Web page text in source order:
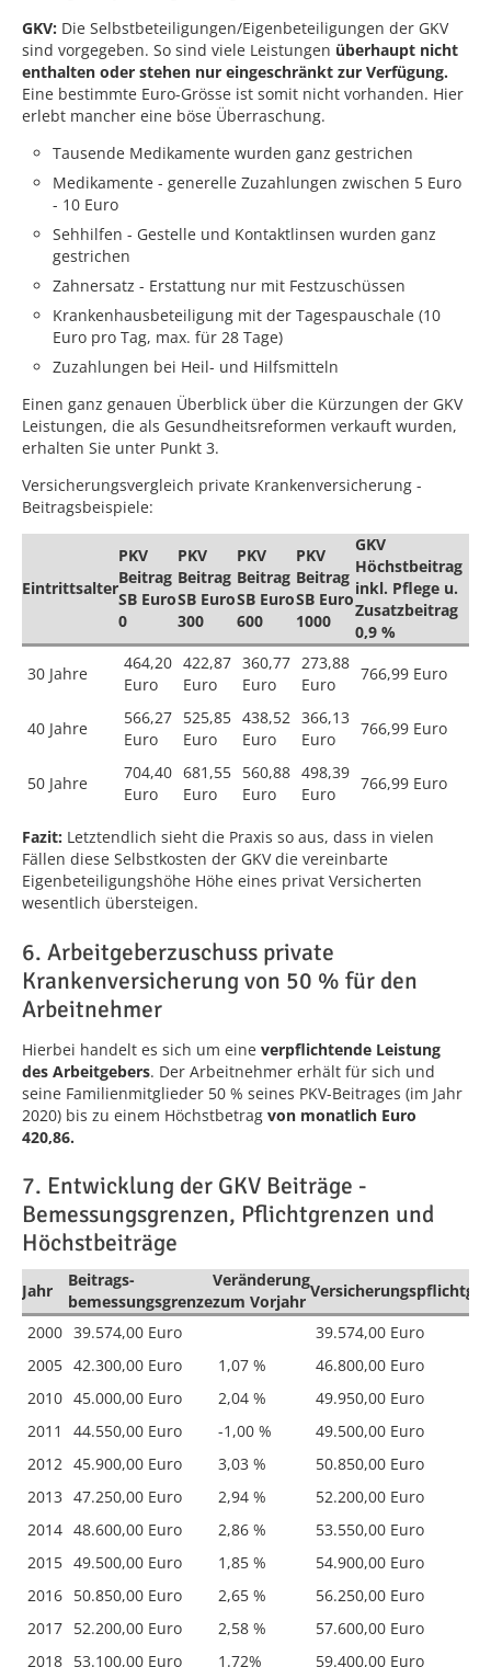
GKV: Die Selbstbeteiligungen/Eigenbeteiligungen der GKV
sind vorgegeben. So sind viele Leistungen überhaupt nicht
enthalten oder stehen nur eingeschränkt zur Verfügung.
Eine bestimmte Euro-Grösse ist somit nicht vorhanden. Hier
erlebt mancher eine böse Überraschung.
Tausende Medikamente wurden ganz gestrichen
Medikamente - generelle Zuzahlungen zwischen 5 Euro
- 10 Euro
Sehhilfen - Gestelle und Kontaktlinsen wurden ganz
gestrichen
Zahnersatz - Erstattung nur mit Festzuschüssen
Krankenhausbeteiligung mit der Tagespauschale (10
Euro pro Tag, max. für 28 Tage)
Zuzahlungen bei Heil- und Hilfsmitteln
Einen ganz genauen Überblick über die Kürzungen der GKV
Leistungen, die als Gesundheitsreformen verkauft wurden,
erhalten Sie unter Punkt 3.
Versicherungsvergleich private Krankenversicherung -
Beitragsbeispiele:
Eintrittsalter
PKV
Beitrag
SB Euro
0
PKV
Beitrag
SB Euro
300
PKV
Beitrag
SB Euro
600
PKV
Beitrag
SB Euro
1000
GKV
Höchstbeitrag
inkl. Pflege u.
Zusatzbeitrag
0,9 %
30 Jahre
464,20
Euro
422,87
Euro
360,77
Euro
273,88
Euro
766,99 Euro
40 Jahre
566,27
Euro
525,85
Euro
438,52
Euro
366,13
Euro
766,99 Euro
50 Jahre
704,40
Euro
681,55
Euro
560,88
Euro
498,39
Euro
766,99 Euro
Fazit: Letztendlich sieht die Praxis so aus, dass in vielen
Fällen diese Selbstkosten der GKV die vereinbarte
Eigenbeteiligungshöhe Höhe eines privat Versicherten
wesentlich übersteigen.
6. Arbeitgeberzuschuss private
Krankenversicherung von 50 % für den
Arbeitnehmer
Hierbei handelt es sich um eine verpflichtende Leistung
des Arbeitgebers. Der Arbeitnehmer erhält für sich und
seine Familienmitglieder 50 % seines PKV-Beitrages (im Jahr
2020) bis zu einem Höchstbetrag von monatlich Euro
420,86.
7. Entwicklung der GKV Beiträge -
Bemessungsgrenzen, Pflichtgrenzen und
Höchstbeiträge
Jahr
Beitrags-
bemessungsgrenze
Veränderung
zum Vorjahr
2000 39.574,00 Euro
39.574,00 Euro
2005 42.300,00 Euro 1,07 %
46.800,00 Euro
2010 45.000,00 Euro 2,04 %
49.950,00 Euro
2011
44.550,00 Euro -1,00 %
49.500,00 Euro
2012 45.900,00 Euro 3,03 %
50.850,00 Euro
2013 47.250,00 Euro 2,94 %
52.200,00 Euro
2014 48.600,00 Euro 2,86 %
53.550,00 Euro
2015 49.500,00 Euro 1,85 %
54.900,00 Euro
2016 50.850,00 Euro 2,65 %
56.250,00 Euro
2017 52.200,00 Euro 2,58 %
57.600,00 Euro
2018 53.100,00 Euro 1.72% 59.400,00 Euro